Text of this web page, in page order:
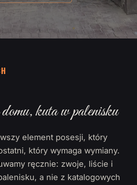
kuta w palenisku
element posesji, który
który wymaga wymiany.
ręcznie: zwoje, liście i
a nie z katalogowych